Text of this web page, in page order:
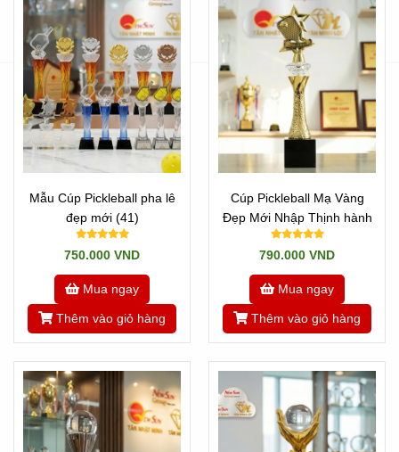
Mẫu Cúp Pickleball pha lê
đẹp mới (41)
750.000 VND
Mua ngay
Thêm vào giỏ hàng
Cúp Pickleball Mạ Vàng
Đẹp Mới Nhập Thịnh hành
790.000 VND
Mua ngay
Thêm vào giỏ hàng